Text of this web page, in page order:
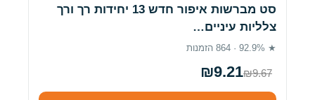
סט מברשות איפור חדש 13 יחידות רך ורך
צלליות עיניים…
★ 92.9% · 864 הזמנות
₪9.21₪9.67